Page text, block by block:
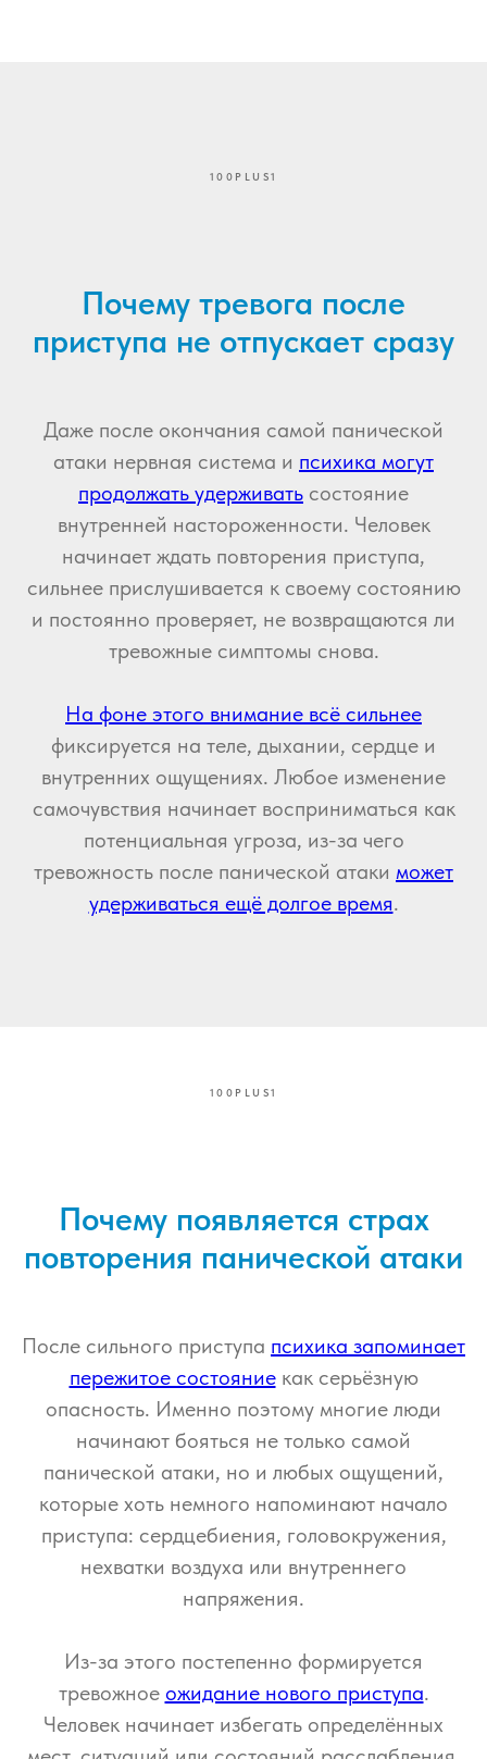
100PLUS1
Почему тревога после
приступа не отпускает сразу
Даже после окончания самой панической
атаки нервная система и психика могут
продолжать удерживать состояние
внутренней настороженности. Человек
начинает ждать повторения приступа,
сильнее прислушивается к своему состоянию
и постоянно проверяет, не возвращаются ли
тревожные симптомы снова.
На фоне этого внимание всё сильнее
фиксируется на теле, дыхании, сердце и
внутренних ощущениях. Любое изменение
самочувствия начинает восприниматься как
потенциальная угроза, из-за чего
тревожность после панической атаки может
удерживаться ещё долгое время.
100PLUS1
Почему появляется страх
повторения панической атаки
После сильного приступа психика запоминает
пережитое состояниекак серьёзную
опасность. Именно поэтому многие люди
начинают бояться не только самой
панической атаки, но и любых ощущений,
которые хоть немного напоминают начало
приступа: сердцебиения, головокружения,
нехватки воздуха или внутреннего
напряжения.
Из-за этого постепенно формируется
тревожное ожидание нового приступа.
Человек начинает избегать определённых